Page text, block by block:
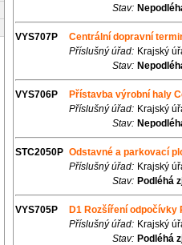
Stav:
VYS707P
Centrální dopravní
Příslušný úřad: Krajský
Stav:
VYS706P
Přístavba výrobní haly
Příslušný úřad: Krajský
Stav:
STC2050P Odstavné a parkovací
Příslušný úřad: Krajský
Stav: Podléhá
VYS705P
D1 Rozšíření odpočívky
Příslušný úřad: Krajský
Stav: Podléhá